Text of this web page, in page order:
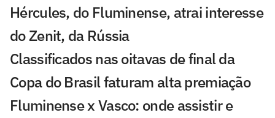
Hércules, do Fluminense, atrai interesse
do Zenit, da Rússia
Classificados nas oitavas de final da
Copa do Brasil faturam alta premiação
Fluminense x Vasco: onde assistir e